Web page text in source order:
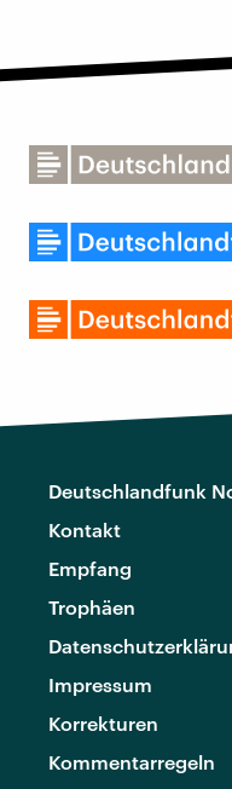
Deutschlandfunk
Kontakt
Empfang
Trophäen
Impressum
Korrekturen
Kommentarregeln